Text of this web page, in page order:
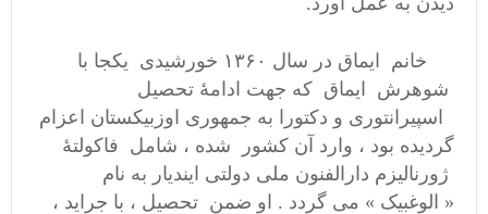
خانم ایماق در سال ۱۳۶۰ خورشیدی یکجا با
شوهرش ایماق که جهت ادامهٔ تحصیل
اسپیرانتوری و دکتورا به جمهوری اوزبیکستان اعزام
گردیده بود ، وارد آن کشور شده ، شامل فاکولتهٔ
ژورنالیزم دارالفنون ملی دولتی ایندیار به نام
« الوغبیک » می گردد . او ضمن تحصیل ، با جراید ،